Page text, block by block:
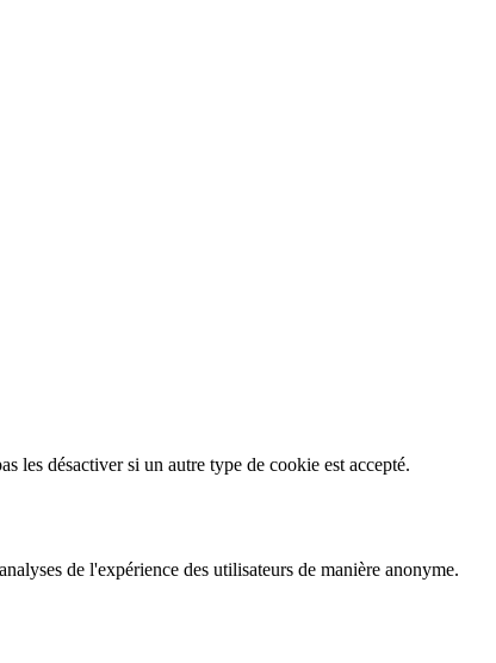
les désactiver si un autre type de cookie est accepté.
de l'expérience des utilisateurs de manière anonyme.